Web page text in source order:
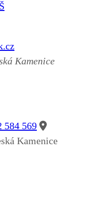
Kamenice
584 569
Kamenice